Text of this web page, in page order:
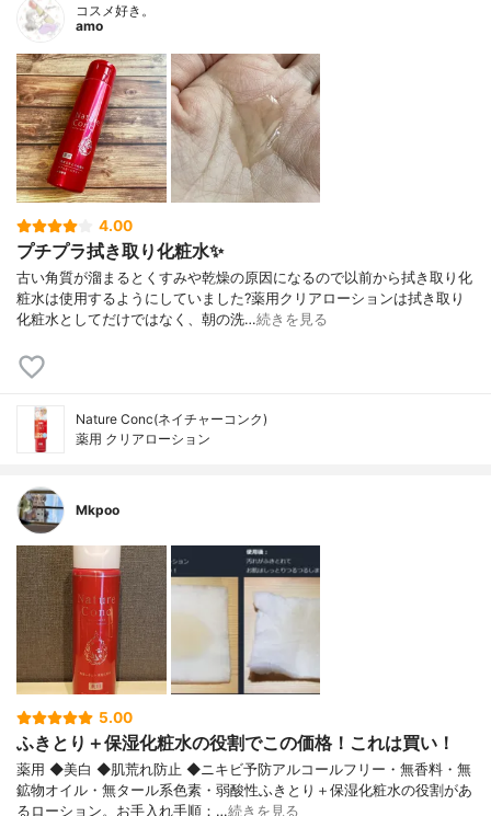
コスメ好き。
amo
4.00
プチプラ拭き取り化粧水✨
古い角質が溜まるとくすみや乾燥の原因になるので以前から拭き取り化
粧水は使用するようにしていました?薬用クリアローションは拭き取り
化粧水としてだけではなく、朝の洗…続きを見る
Nature Conc(ネイチャーコンク)
薬用 クリアローション
Mkpoo
5.00
ふきとり＋保湿化粧水の役割でこの価格！これは買い！
薬用 ◆美白 ◆肌荒れ防止 ◆ニキビ予防アルコールフリー・無香料・無
鉱物オイル・無タール系色素・弱酸性ふきとり＋保湿化粧水の役割があ
るローション。お手入れ手順：…続きを見る